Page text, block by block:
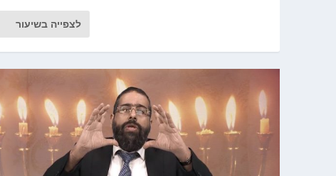
לצפייה בשיעור